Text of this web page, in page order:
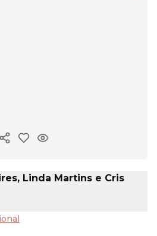
Copy ink
Linda Martins e Cris